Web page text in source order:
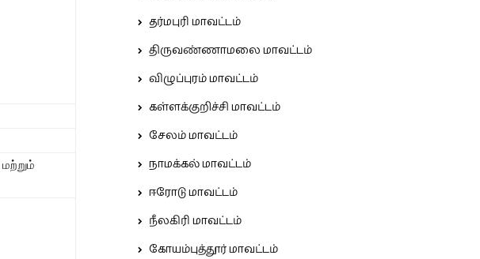
மற்றும்
தர்மபுரி மாவட்டம்
திருவண்ணாமலை மாவட்டம்
விழுப்புரம் மாவட்டம்
கள்ளக்குறிச்சி மாவட்டம்
சேலம் மாவட்டம்
நாமக்கல் மாவட்டம்
ஈரோடு மாவட்டம்
நீலகிரி மாவட்டம்
கோயம்புத்தூர் மாவட்டம்